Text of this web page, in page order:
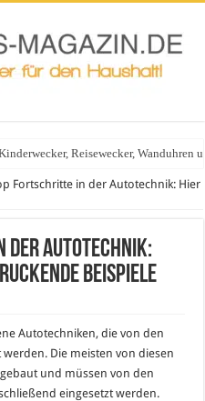
Reisewecker, Wanduhren
Fortschritte in der Autotechnik: Hier
der Autotechnik:
Beispiele
Autotechniken, die von den
Die meisten von diesen
und müssen von den
eingesetzt werden.